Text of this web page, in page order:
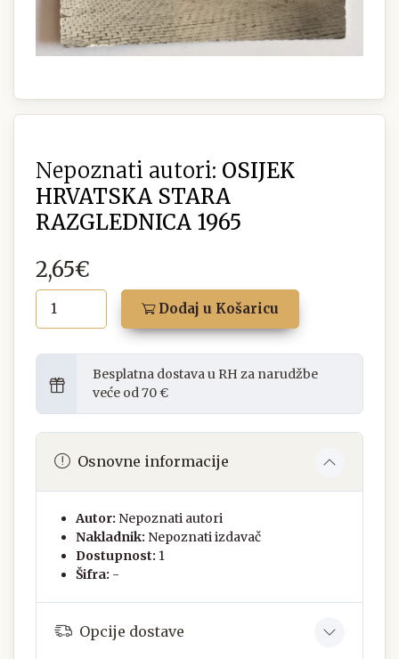
Nepoznati autori: OSIJEK
HRVATSKA STARA
RAZGLEDNICA 1965
2,65€
Dodaj u Košaricu
Besplatna dostava u RH za narudžbe
veće od 70 €
Osnovne informacije
Autor: Nepoznati autori
Nakladnik: Nepoznati izdavač
Dostupnost: 1
Šifra: -
Opcije dostave